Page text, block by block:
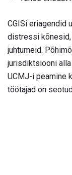
CGISi eriagendid
distressi kõnesid,
juhtumeid.
jurisdiktsiooni
UCMJ-i peamine
töötajad on